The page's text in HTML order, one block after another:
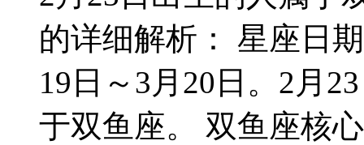
的详细解析： 星座日
19日～3月20日。2月
于双鱼座。 双鱼座核